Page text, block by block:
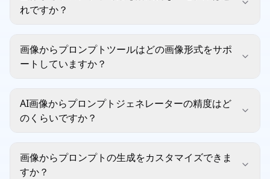
れですか？
画像からプロンプトツールはどの画像形式をサポ
ートしていますか？
AI画像からプロンプトジェネレーターの精度はど
のくらいですか？
画像からプロンプトの生成をカスタマイズできま
すか？